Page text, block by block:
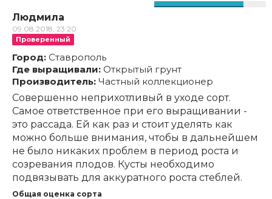
Людмила
09.08.2018, 23:20
Проверенный
Город: Ставрополь
Где выращивали: Открытый грунт
Производитель: Частный коллекционер
Совершенно неприхотливый в уходе сорт.
Самое ответственное при его выращивании -
это рассада. Ей как раз и стоит уделять как
можно больше внимания, чтобы в дальнейшем
не было никаких проблем в период роста и
созревания плодов. Кусты необходимо
подвязывать для аккуратного роста стеблей.
Общая оценка сорта